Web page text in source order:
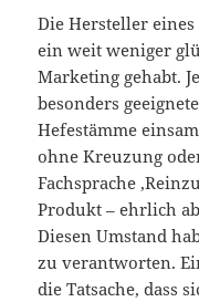
Die Hersteller
ein weit weniger
Marketing gehabt.
besonders
Hefestämme
ohne Kreuzung
Fachsprache
Produkt – ehrlich
Diesen Umstand
zu verantworten.
die Tatsache, dass